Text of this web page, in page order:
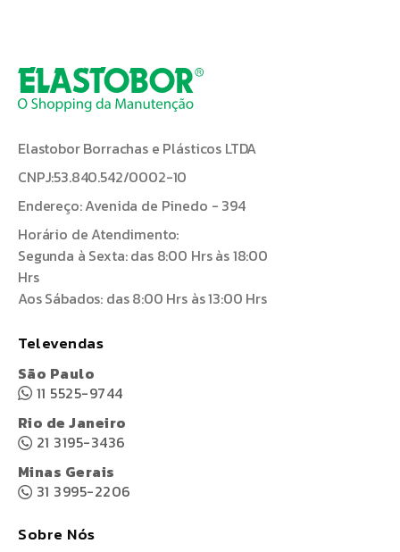
Elastobor Borrachas e Plásticos LTDA
CNPJ:53.840.542/0002-10
Endereço: Avenida de Pinedo - 394
Horário de Atendimento:
Segunda à Sexta: das 8:00 Hrs às 18:00
Hrs
Aos Sábados: das 8:00 Hrs às 13:00 Hrs
Televendas
São Paulo
11 5525-9744
Rio de Janeiro
21 3195-3436
Minas Gerais
31 3995-2206
Sobre Nós